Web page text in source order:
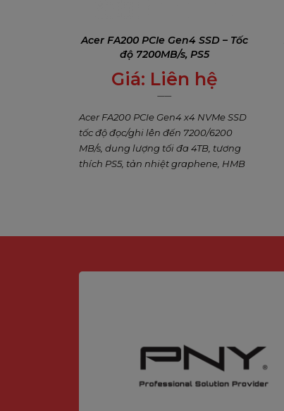
Acer FA200 PCIe Gen4 SSD – Tốc
độ 7200MB/s, PS5
Giá: Liên hệ
0₫
Acer FA200 PCIe Gen4 x4 NVMe SSD
tốc độ đọc/ghi lên đến 7200/6200
MB/s, dung lượng tối đa 4TB, tương
thích PS5, tản nhiệt graphene, HMB